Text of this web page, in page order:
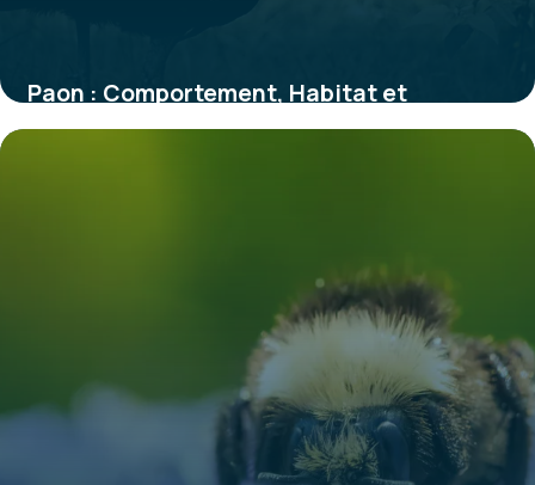
Paon : Comportement, Habitat et
Caractéristiques